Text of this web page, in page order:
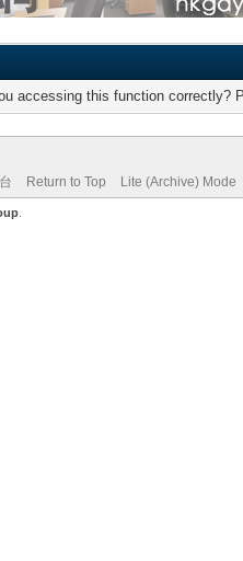
accessing this function correctly?
Return to Top Lite (Archive) Mode